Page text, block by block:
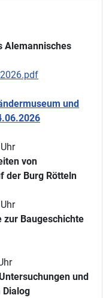
Alemannisches
und
von
der Burg Rötteln
zur Baugeschichte
und
Dialog